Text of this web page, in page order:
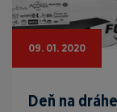
09. 01. 2020
Deň na